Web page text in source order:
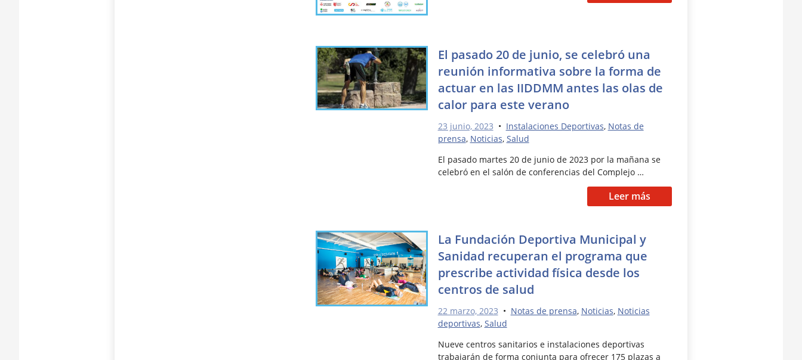
El pasado 20 de junio, se celebró una
reunión informativa sobre la forma de
actuar en las IIDDMM antes las olas de
calor para este verano
23 junio, 2023 • Instalaciones Deportivas, Notas de
prensa, Noticias, Salud
El pasado martes 20 de junio de 2023 por la mañana se
celebró en el salón de conferencias del Complejo …
Leer más
La Fundación Deportiva Municipal y
Sanidad recuperan el programa que
prescribe actividad física desde los
centros de salud
22 marzo, 2023 • Notas de prensa, Noticias, Noticias
deportivas, Salud
Nueve centros sanitarios e instalaciones deportivas
trabajarán de forma conjunta para ofrecer 175 plazas a